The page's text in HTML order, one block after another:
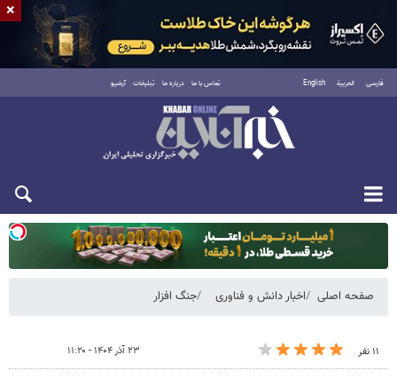
فارسی العربية English تماس با ما درباره ما تبلیغات آرشیو
یکشنبه ۱۸ مرداد ۱۴۰۵
صفحه اصلی اخبار دانش و فناوری جنگ افزار
۱۱ نفر ۲۳ آذر ۱۴۰۴ - ۱۱:۲۰
×